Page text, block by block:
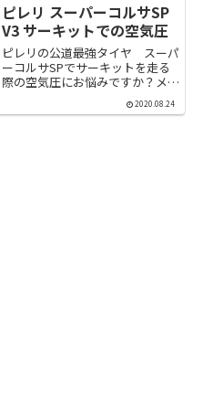
ピレリ スーパーコルサSP
V3 サーキットでの空気圧
ピレリの公道最強タイヤ スーパ
ーコルサSPでサーキットを走る
際の空気圧にお悩みですか？メー
い合わせて分かった、温間での目
2020.08.24